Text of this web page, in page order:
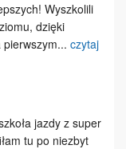
Wyszkolili
dzięki
pierwszym... czytaj
jazdy z super
tu po niezbyt